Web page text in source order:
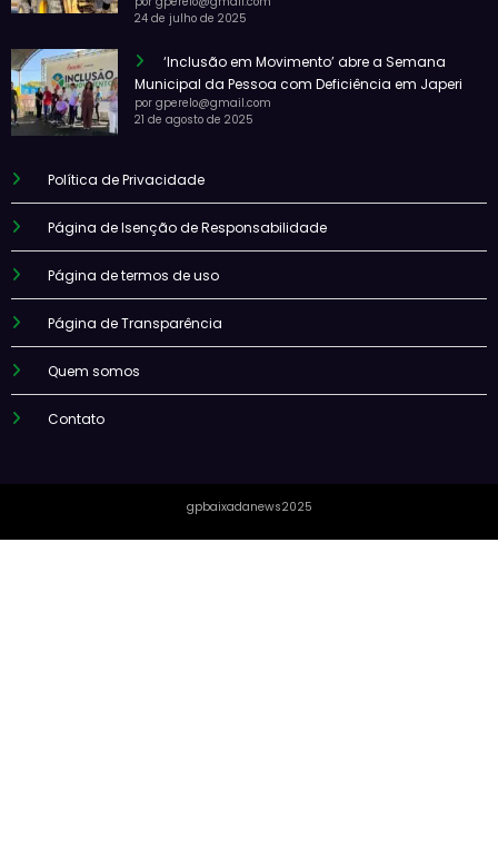
24 de julho de 2025
‘Inclusão em Movimento’ abre a Semana
Municipal da Pessoa com Deficiência em Japeri
por gperelo@gmail.com
21 de agosto de 2025
Política de Privacidade
Página de Isenção de Responsabilidade
Página de termos de uso
Página de Transparência
Quem somos
Contato
gpbaixadanews2025